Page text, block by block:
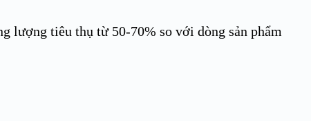
lượng tiêu thụ từ 50-70% so với dòng sản phẩm